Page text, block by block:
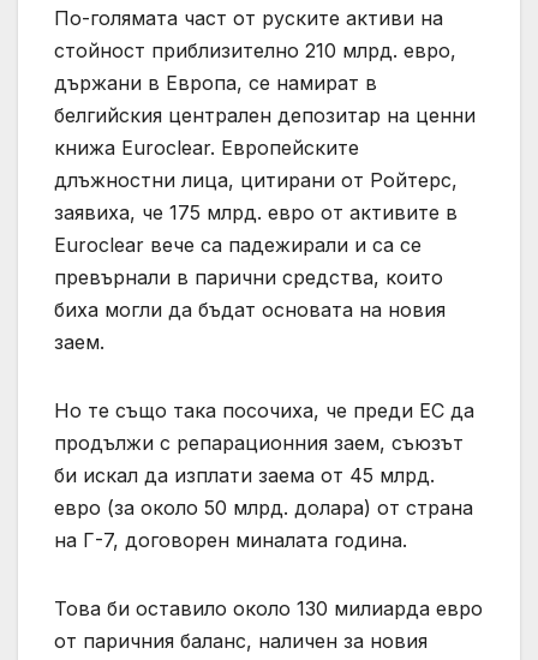
По-голямата част от руските активи на
стойност приблизително 210 млрд. евро,
държани в Европа, се намират в
белгийския централен депозитар на ценни
книжа Euroclear. Европейските
длъжностни лица, цитирани от Ройтерс,
заявиха, че 175 млрд. евро от активите в
Euroclear вече са падежирали и са се
превърнали в парични средства, които
биха могли да бъдат основата на новия
заем.
Но те също така посочиха, че преди ЕС да
продължи с репарационния заем, съюзът
би искал да изплати заема от 45 млрд.
евро (за около 50 млрд. долара) от страна
на Г-7, договорен миналата година.
Това би оставило около 130 милиарда евро
от паричния баланс, наличен за новия